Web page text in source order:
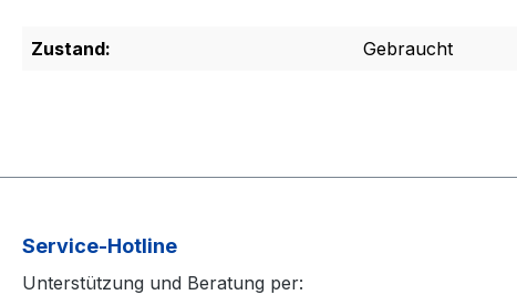
Zustand: Gebraucht
Service-Hotline
Unterstützung und Beratung per: